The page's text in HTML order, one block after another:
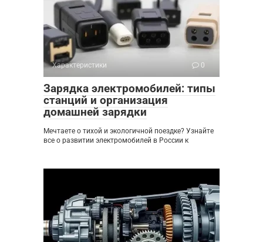
Характеристики 0
Зарядка электромобилей: типы
станций и организация
домашней зарядки
Мечтаете о тихой и экологичной поездке? Узнайте
все о развитии электромобилей в России к